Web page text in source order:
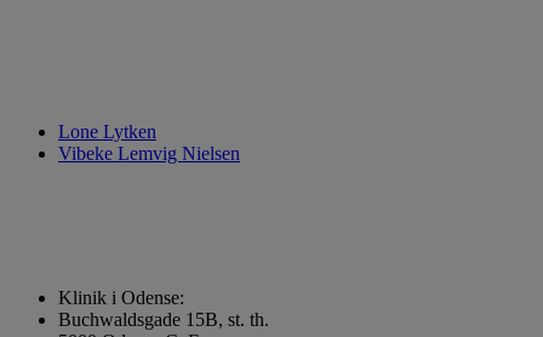
Lone Lytken
Vibeke Lemvig Nielsen
Klinik i Odense:
Buchwaldsgade 15B, st. th.